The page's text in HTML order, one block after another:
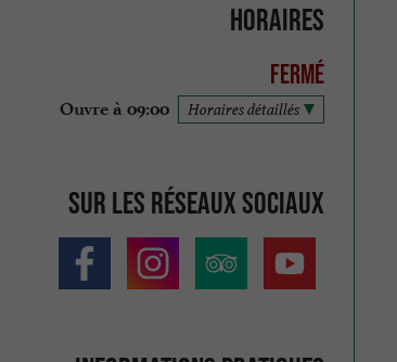
Horaires
Fermé
Ouvre à 09:00 Horaires détaillés
Sur les réseaux sociaux